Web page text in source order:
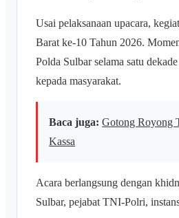
Usai pelaksanaan upacara,
Barat ke-10 Tahun 2026.
Polda Sulbar selama satu
kepada masyarakat.
Baca juga: Gotong Royong
Kassa
Acara berlangsung dengan
Sulbar, pejabat TNI-Polri,